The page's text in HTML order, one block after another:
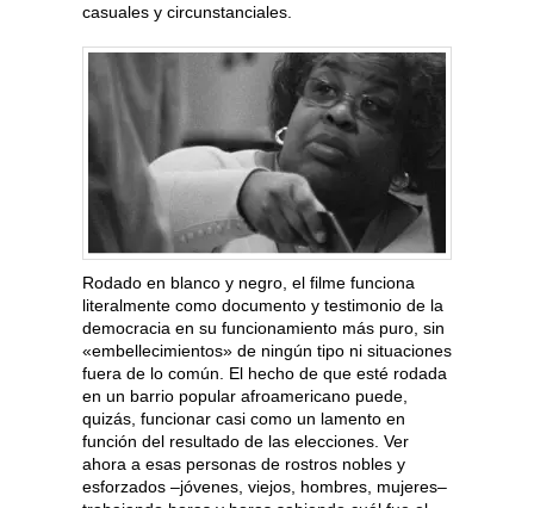
casuales y circunstanciales.
Rodado en blanco y negro, el filme funciona
literalmente como documento y testimonio de la
democracia en su funcionamiento más puro, sin
«embellecimientos» de ningún tipo ni situaciones
fuera de lo común. El hecho de que esté rodada
en un barrio popular afroamericano puede,
quizás, funcionar casi como un lamento en
función del resultado de las elecciones. Ver
ahora a esas personas de rostros nobles y
esforzados –jóvenes, viejos, hombres, mujeres–